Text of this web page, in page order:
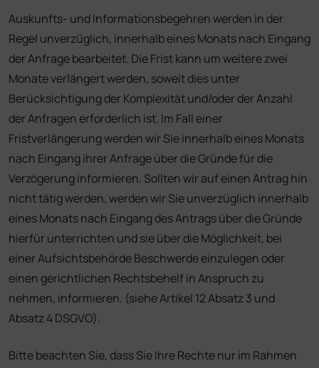
Auskunfts- und Informationsbegehren werden in der
Regel unverzüglich, innerhalb eines Monats nach Eingang
der Anfrage bearbeitet. Die Frist kann um weitere zwei
Monate verlängert werden, soweit dies unter
Berücksichtigung der Komplexität und/oder der Anzahl
der Anfragen erforderlich ist. Im Fall einer
Fristverlängerung werden wir Sie innerhalb eines Monats
nach Eingang ihrer Anfrage über die Gründe für die
Verzögerung informieren. Sollten wir auf einen Antrag hin
nicht tätig werden, werden wir Sie unverzüglich innerhalb
eines Monats nach Eingang des Antrags über die Gründe
hierfür unterrichten und sie über die Möglichkeit, bei
einer Aufsichtsbehörde Beschwerde einzulegen oder
einen gerichtlichen Rechtsbehelf in Anspruch zu
nehmen, informieren. (siehe Artikel 12 Absatz 3 und
Absatz 4 DSGVO).
Bitte beachten Sie, dass Sie Ihre Rechte nur im Rahmen